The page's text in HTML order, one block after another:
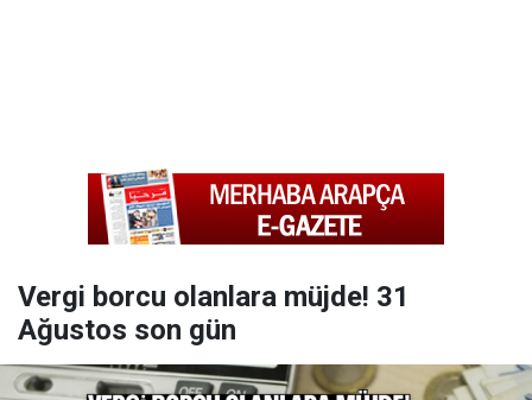
Vergi borcu olanlara müjde! 31
Ağustos son gün